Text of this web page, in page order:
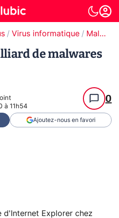
Virus informatique Malware / Ransomware
de malwares
à 11h54
0
Ajoutez-nous en favori
d'Internet Explorer chez